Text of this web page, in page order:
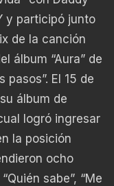
y participó junto
de la canción
álbum “Aura” de
pasos”. El 15 de
álbum de
logró ingresar
la posición
ocho
sabe”, “Me